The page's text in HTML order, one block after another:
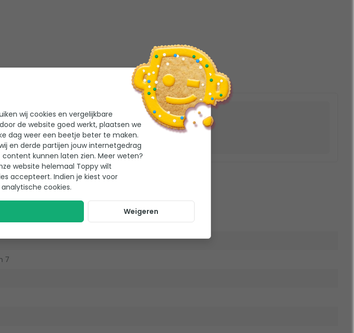
Helaas!
geschreven voor dit product
7
wij cookies en vergelijkbare
de website goed werkt, plaatsen we
dag weer een beetje beter te maken.
en derde partijen jouw internetgedrag
kunnen laten zien. Meer weten?
website helemaal Toppy wilt
accepteert. Indien je kiest voor
cookies.
Weigeren